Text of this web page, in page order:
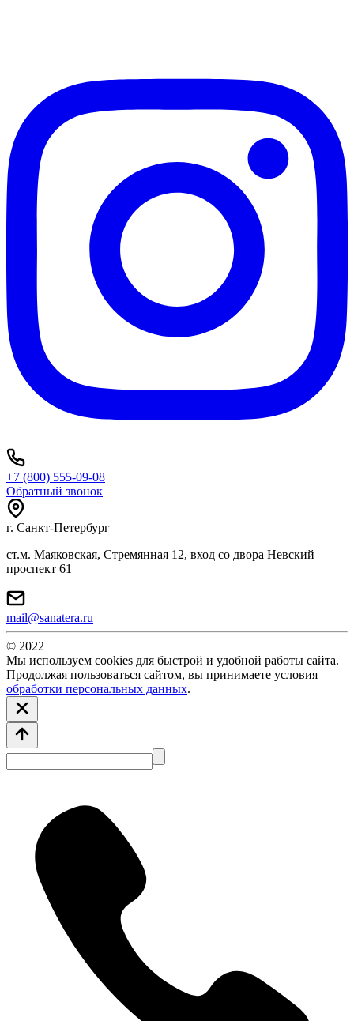
+7 (800) 555-09-08
Обратный звонок
г. Санкт-Петербург
ст.м. Маяковская, Стремянная 12, вход со двора Невский
проспект 61
mail@sanatera.ru
© 2022
Мы используем cookies для быстрой и удобной работы сайта.
Продолжая пользоваться сайтом, вы принимаете условия
обработки персональных данных.